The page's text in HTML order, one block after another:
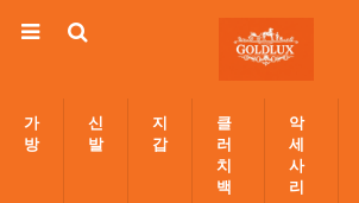
가
방
신
발
지
갑
클
러
치
백
악
세
사
리